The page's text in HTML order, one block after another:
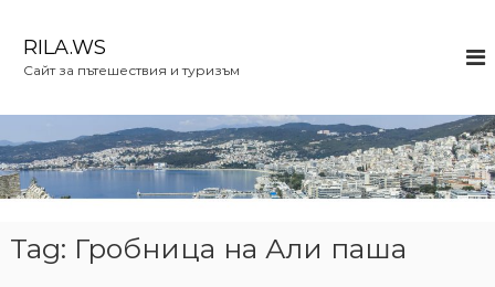
c
o
n
RILA.WS
Сайт за пътешествия и туризъм
Tag: Гробница на Али паша